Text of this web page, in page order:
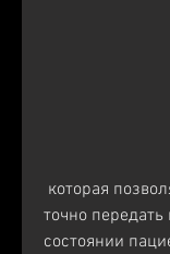
точно
состоянии